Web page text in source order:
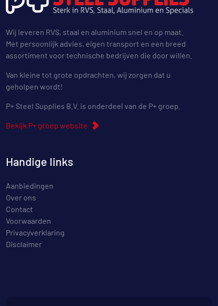
Wij leveren RVS, staal en aluminium snel en op maat.
Met persoonlijk advies, eigen transport en een breed
assortiment voor technische bedrijven die door willen.
Van kleine tot grote opdrachten, wij zorgen dat u
geholpen wordt!
P+ Steel Supplies B.V. is onderdeel van de P+ groep.
Bekijk P+ groep website
Handige links
Aanbiedingen
Over ons
Contact
Voorwaarden
Privacyverklaring
Disclaimer